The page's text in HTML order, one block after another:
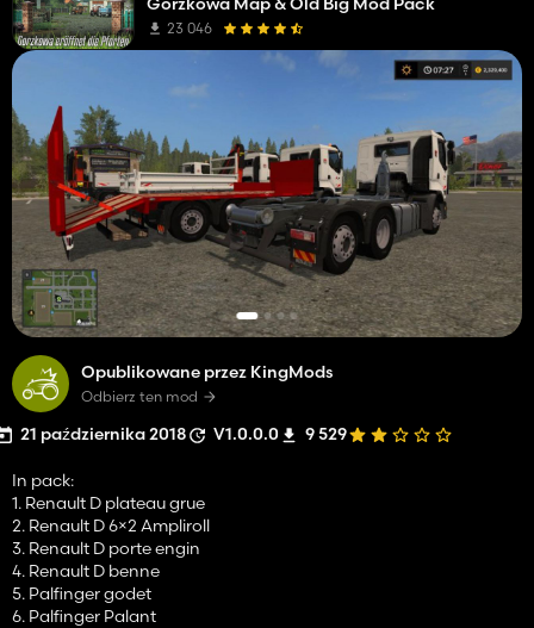
Opublikowane przez KingMods
Odbierz ten mod
21 października 2018 V1.0.0.0 9 529
In pack:
1. Renault D plateau grue
2. Renault D 6×2 Ampliroll
3. Renault D porte engin
4. Renault D benne
5. Palfinger godet
6. Palfinger Palant
23 046